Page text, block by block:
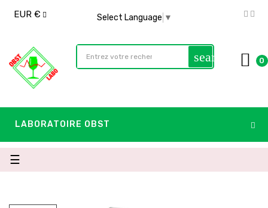
EUR € Select Language ▼
search 0
LABORATOIRE OBST
Basculer
la
☰